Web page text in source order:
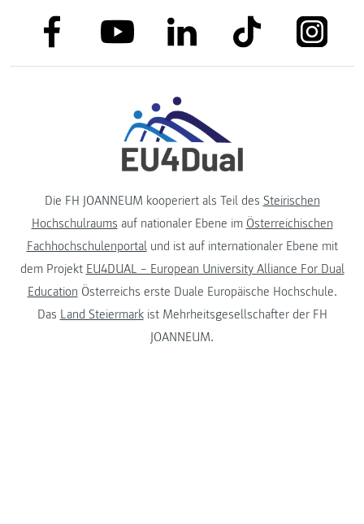
link to facebooklink to youtubelink to linkedinlink to tiktok link to
Die FH JOANNEUM kooperiert als Teil des Steirischen
Hochschulraums auf nationaler Ebene im Österreichischen
Fachhochschulenportalund ist auf internationaler Ebene mit
dem Projekt EU4DUAL – European University Alliance For Dual
Education Österreichs erste Duale Europäische Hochschule.
Das Land Steiermarkist Mehrheitsgesellschafter der FH
JOANNEUM.